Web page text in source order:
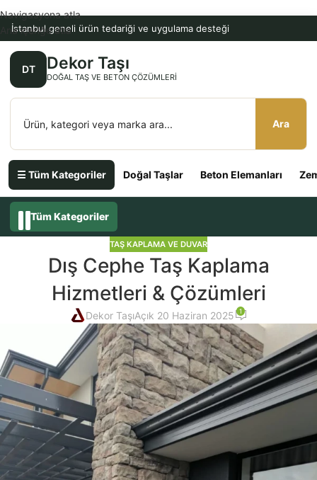
İstanbul geneli ürün tedariği ve uygulama desteği
DT Dekor Taşı
DOĞAL TAŞ VE BETON ÇÖZÜMLERI
Ara
☰ Tüm Kategoriler Doğal Taşlar Beton Elemanları
Navigasyona atla
Ana içeriğe atla
Tüm Kategoriler
TAŞ KAPLAMA VE DUVAR
Dış Cephe Taş Kaplama
Hizmetleri & Çözümleri
Dekor TaşıAçık 20 Haziran 2025 1